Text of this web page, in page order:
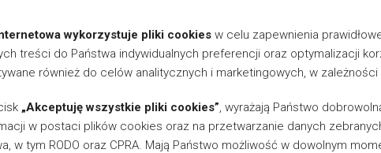
wykorzystuje pliki cookies w celu zapewnienia
treści do Państwa indywidualnych preferencji oraz optymalizacji
również do celów analitycznych i marketingowych, w
„Akceptuję wszystkie pliki cookies”, wyrażają Państwo
w postaci plików cookies oraz na przetwarzanie danych
w tym RODO oraz CPRA. Mają Państwo możliwość w dowolnym
W celu uzyskania informacji o dystrybutorach i sklepach
na adres:info@motgum.com